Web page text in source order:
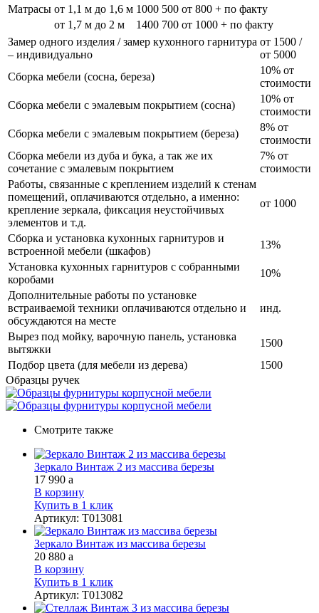
Матрасы от 1,1 м до 1,6 м 1000 500 от 800 + по факту
от 1,7 м до 2 м
1400 700 от 1000 + по факту
Замер одного изделия / замер кухонного гарнитура
– индивидуально
от 1500 /
от 5000
Сборка мебели (сосна, береза)
10% от
стоимости
Сборка мебели с эмалевым покрытием (сосна)
10% от
стоимости
Сборка мебели с эмалевым покрытием (береза)
8% от
стоимости
Сборка мебели из дуба и бука, а так же их
сочетание с эмалевым покрытием
7% от
стоимости
Работы, связанные с креплением изделий к стенам
помещений, оплачиваются отдельно, а именно:
крепление зеркала, фиксация неустойчивых
элементов и т.д.
от 1000
Сборка и установка кухонных гарнитуров и
встроенной мебели (шкафов)
13%
Установка кухонных гарнитуров с собранными
коробами
10%
Дополнительные работы по установке
встраиваемой техники оплачиваются отдельно и
обсуждаются на месте
инд.
Вырез под мойку, варочную панель, установка
вытяжки
1500
Подбор цвета (для мебели из дерева)
1500
Образцы ручек
Смотрите также
Зеркало Винтаж 2 из массива березы
17 990 a
В корзину
Купить в 1 клик
Артикул: Т013081
Зеркало Винтаж из массива березы
20 880 a
В корзину
Купить в 1 клик
Артикул: Т013082